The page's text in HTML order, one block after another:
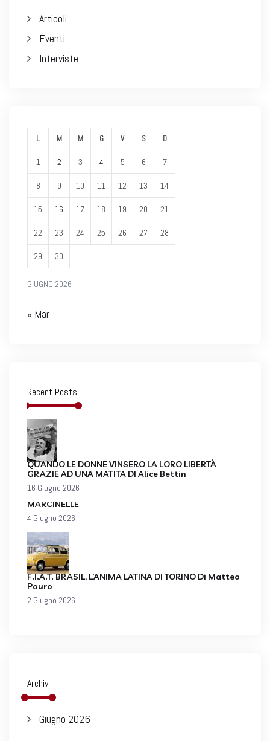
Articoli
Eventi
Interviste
GIUGNO 2026
L M M G V S D
1 2 3 4 5 6 7
8 9 10 11 12 13 14
15 16 17 18 19 20 21
22 23 24 25 26 27 28
29 30
« Mar
Recent Posts
QUANDO LE DONNE VINSERO LA LORO LIBERTÀ
GRAZIE AD UNA MATITA DI Alice Bettin
16 Giugno 2026
MARCINELLE
4 Giugno 2026
F.I.A.T. BRASIL, L’ANIMA LATINA DI TORINO Di Matteo
Pauro
2 Giugno 2026
Archivi
Giugno 2026